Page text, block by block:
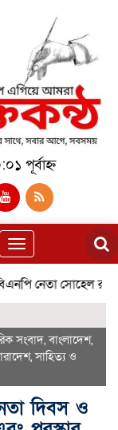
পূর্বাহ্ন
Toggle
navigation
সোহেল রানা বাবু
সংবাদ,বাংলাদেশ,
,সাহিত্য ও
দিবস ও